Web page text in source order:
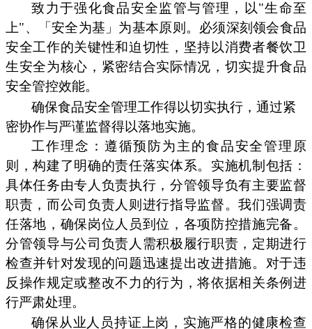
致力于强化食品安全监管与管理，以"生命至
上"、「安全为基」为基本原则。必须深刻领会食品
安全工作的关键性和迫切性，坚持以消费者餐饮卫
生安全为核心，紧密结合实际情况，切实提升食品
安全管控效能。
确保食品安全管理工作得以切实执行，通过紧
密协作与严谨监督得以落地实施。
工作理念：遵循预防为主的食品安全管理原
则，构建了明确的责任落实体系。实施机制包括：
具体任务由专人负责执行，分管领导负有主要监督
职责，而公司负责人则进行指导监督。我们强调责
任落地，确保岗位人员到位，各项防控措施完备。
分管领导与公司负责人需积极履行职责，定期进行
检查并针对发现的问题迅速提出改进措施。对于违
反操作规定或整改不力的行为，将依据相关条例进
行严肃处理。
确保从业人员持证上岗，实施严格的健康检查